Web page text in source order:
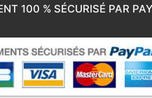
100 % SÉCURISÉ PAR